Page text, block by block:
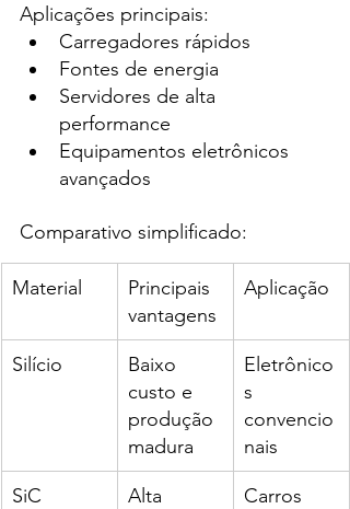
Aplicações principais:
Carregadores rápidos
Fontes de energia
Servidores de alta
performance
Equipamentos eletrônicos
avançados
Comparativo simplificado:
Material
Principais
vantagens
Aplicação
Silício
Baixo
custo e
produção
madura
Eletrônico
s
convencio
nais
SiC
Alta
Carros